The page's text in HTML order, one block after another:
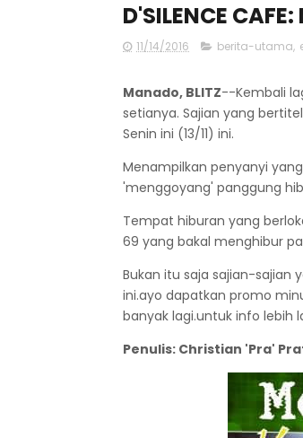
D'SILENCE
11/14/2016 berita-utama,
Manado, BLITZ--Kembali
setianya. Sajian yang
Senin ini (13/11) ini.
Menampilkan penyanyi
'menggoyang' panggung
Tempat hiburan yang
69 yang bakal menghibur
Bukan itu saja sajian-sajian
ini.ayo dapatkan promo
banyak lagi.untuk info lebih
Penulis: Christian 'Pra'